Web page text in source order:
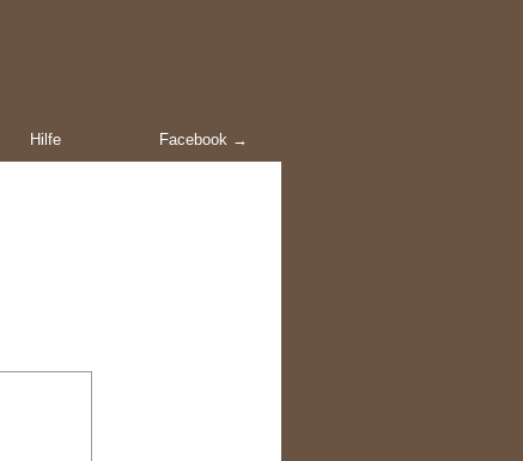
Hilfe Facebook →